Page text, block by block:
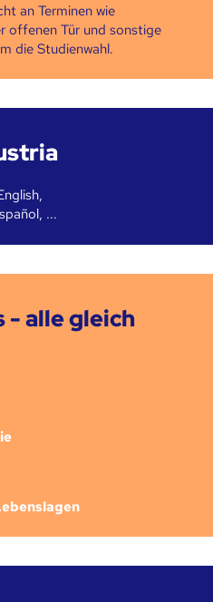
an Terminen wie
offenen Tür und sonstige
die Studienwahl.
...
- alle gleich